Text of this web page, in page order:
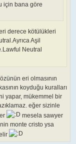
için bana göre
derece kötülükleri
Aşil
Neutral
eri olmasının
koyduğu kuralları
yapar, mükemmel bir
eğer sizinle
mesela sawyer
monte cristo ysa